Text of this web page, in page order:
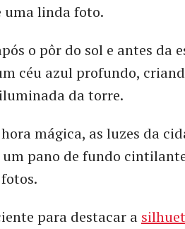
uma linda foto.
o pôr do sol e antes da
céu azul profundo,
da torre.
mágica, as luzes da
pano de fundo
para destacar a